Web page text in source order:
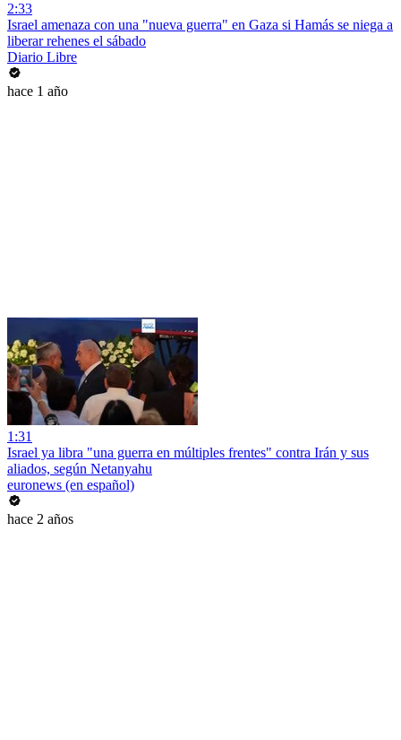
2:33
Israel amenaza con una "nueva guerra" en Gaza si Hamás se niega a
liberar rehenes el sábado
Diario Libre
hace 1 año
1:31
Israel ya libra "una guerra en múltiples frentes" contra Irán y sus
aliados, según Netanyahu
euronews (en español)
hace 2 años